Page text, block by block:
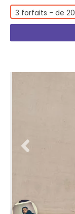
3 forfaits - de